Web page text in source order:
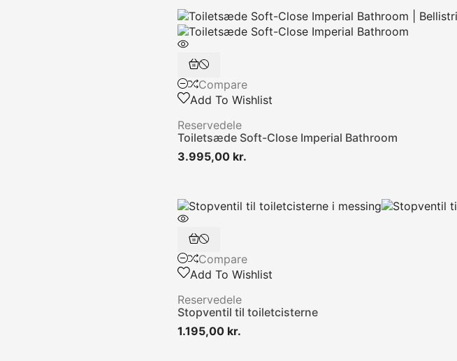
Compare
Add To Wishlist
Reservedele
Toiletsæde Soft-Close Imperial Bathroom
3.995,00 kr.
Compare
Add To Wishlist
Reservedele
Stopventil til toiletcisterne
1.195,00 kr.